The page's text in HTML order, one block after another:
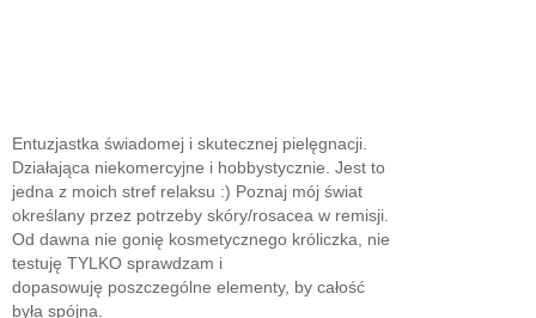
Entuzjastka świadomej i skutecznej pielęgnacji.
Działająca niekomercyjne i hobbystycznie. Jest to
jedna z moich stref relaksu :) Poznaj mój świat
określany przez potrzeby skóry/rosacea w remisji.
Od dawna nie gonię kosmetycznego króliczka, nie
testuję TYLKO sprawdzam i
dopasowuję poszczególne elementy, by całość
była spójna.